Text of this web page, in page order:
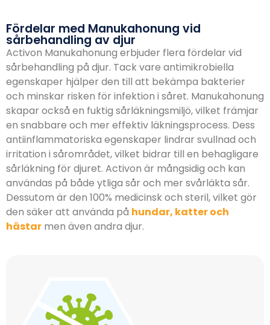
Fördelar med Manukahonung vid
sårbehandling av djur
Activon Manukahonung erbjuder flera fördelar vid
sårbehandling på djur. Tack vare antimikrobiella
egenskaper hjälper den till att bekämpa bakterier
och minskar risken för infektion i såret. Manukahonung
skapar också en fuktig sårläkningsmiljö, vilket främjar
en snabbare och mer effektiv läkningsprocess. Dess
antiinflammatoriska egenskaper lindrar svullnad och
irritation i sårområdet, vilket bidrar till en behagligare
sårläkning för djuret. Activon är mångsidig och kan
användas på både ytliga sår och mer svårläkta sår.
Dessutom är den 100% medicinsk och steril, vilket gör
den säker att använda på hundar, katter och
hästar men även andra djur.